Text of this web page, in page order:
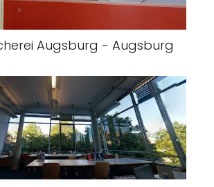
Augsburg - Augsburg